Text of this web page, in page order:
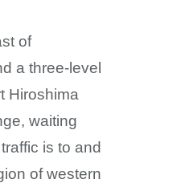
of
a three-level
Hiroshima
waiting
is to and
of western